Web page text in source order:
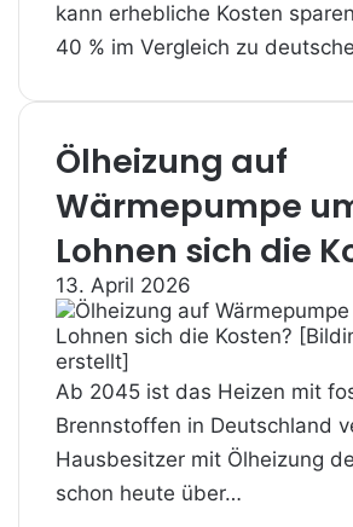
kann erhebliche Kosten
40 % im Vergleich zu
Ölheizung auf
Wärmepumpe
Lohnen sich die
13. April 2026
Ab 2045 ist das Heizen mit
Brennstoffen in Deutschland
Hausbesitzer mit Ölheizung
schon heute über…